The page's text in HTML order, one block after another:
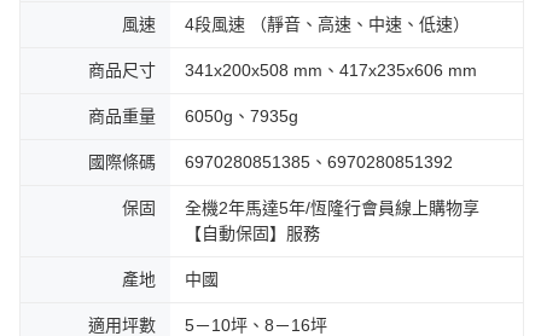
風速 4段風速 （靜音、高速、中速、低速）
商品尺寸 341x200x508 mm、417x235x606 mm
商品重量 6050g、7935g
國際條碼 6970280851385、6970280851392
保固
全機2年馬達5年/恆隆行會員線上購物享
【自動保固】服務
產地 中國
適用坪數 5－10坪、8－16坪